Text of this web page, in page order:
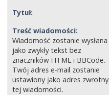
Tytuł:
Treść wiadomości:
Wiadomość zostanie wysłana
jako zwykły tekst bez
znaczników HTML i BBCode.
Twój adres e-mail zostanie
ustawiony jako adres zwrotny
tej wiadomości.